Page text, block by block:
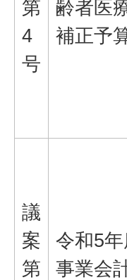
第
4
号
齢者医
補正予
議
案
第
令和5
事業会